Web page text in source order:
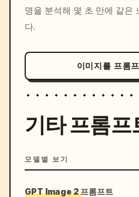
명을 분석해 몇 초 만에 같은
다.
이미지를 프롬
기타 프롬프
모델별 보기
GPT Image 2 프롬프트